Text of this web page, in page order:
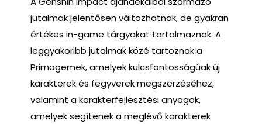
jutalmak jelentősen változhatnak, de gyakran
értékes in-game tárgyakat tartalmaznak. A
leggyakoribb jutalmak közé tartoznak a
Primogemek, amelyek kulcsfontosságúak új
karakterek és fegyverek megszerzéséhez,
valamint a karakterfejlesztési anyagok,
amelyek segítenek a meglévő karakterek